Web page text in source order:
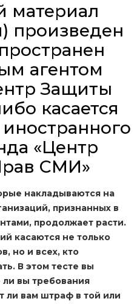
материал
произведен
агентом
Защиты
касается
«Центр
СМИ»
накладываются на
признанных в
продолжает расти.
касаются не только
но и всех, кто
В этом тесте вы
ли вы требования
ли вам штраф в той или